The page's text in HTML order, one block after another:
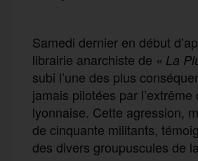
Samedi dernier en début
librairie anarchiste de « La
subi l’une des plus
jamais pilotées par
lyonnaise. Cette agression,
de cinquante militants,
des divers groupuscules de